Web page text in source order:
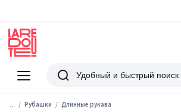
Меню
Redoute
Поиск
... Рубашки Длинные рукава